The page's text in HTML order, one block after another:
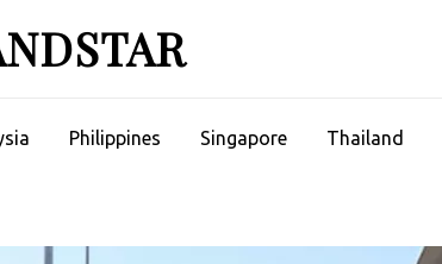
Philippines Singapore Thailand